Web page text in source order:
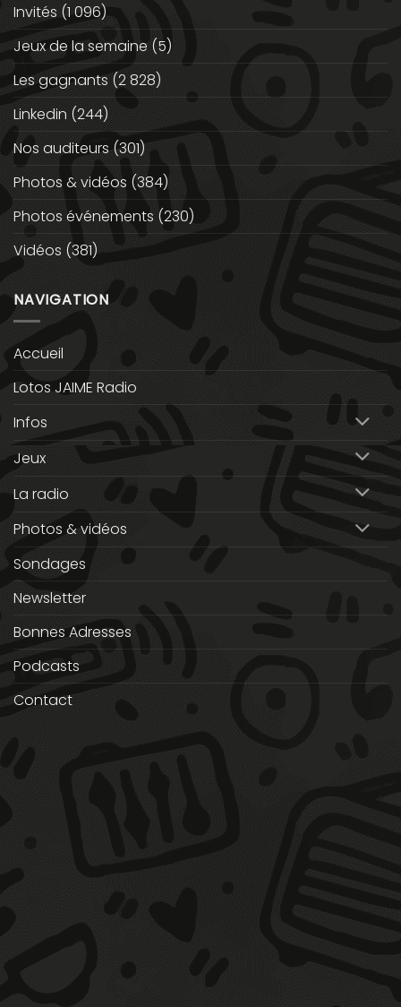
Invités (1 096)
Jeux de la semaine (5)
Les gagnants (2 828)
Linkedin (244)
Nos auditeurs (301)
Photos & vidéos (384)
Photos événements (230)
Vidéos (381)
NAVIGATION
Accueil
Lotos JAIME Radio
Infos
Jeux
La radio
Photos & vidéos
Sondages
Newsletter
Bonnes Adresses
Podcasts
Contact